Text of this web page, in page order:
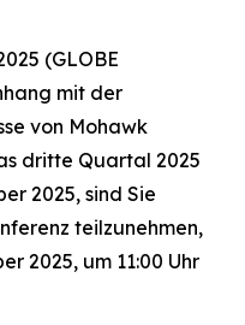
(GLOBE
mit der
von Mohawk
dritte Quartal 2025
2025, sind Sie
teilzunehmen,
2025, um 11:00 Uhr